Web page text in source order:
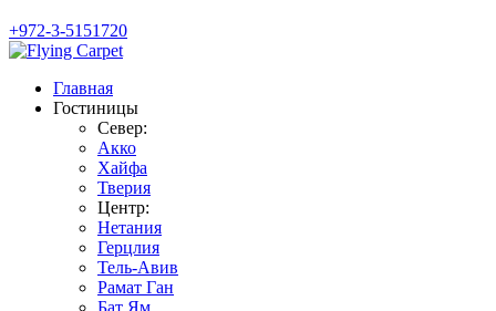
+972-3-5151720
Главная
Гостиницы
Север:
Акко
Хайфа
Тверия
Центр:
Нетания
Герцлия
Тель-Авив
Рамат Ган
Бат Ям